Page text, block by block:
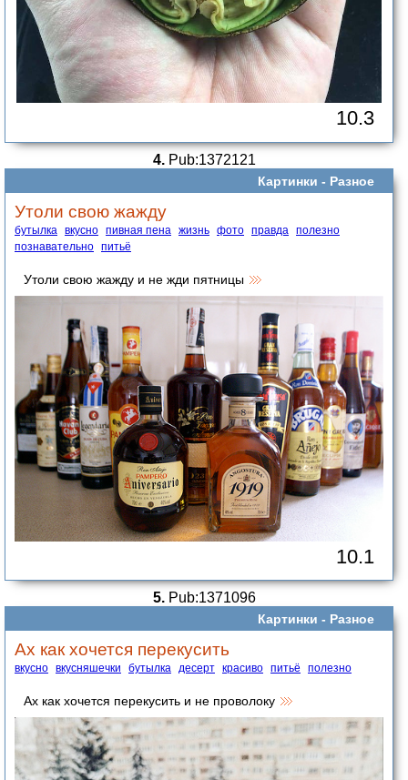
10.3
4.Pub:1372121
Картинки - Разное
Утоли свою жажду
бутылка вкусно пивная пена жизнь фото правда полезно
познавательно питьё
Утоли свою жажду и не жди пятницы
10.1
5.Pub:1371096
Картинки - Разное
Ах как хочется перекусить
вкусно вкусняшечки бутылка десерт красиво питьё полезно
Ах как хочется перекусить и не проволоку